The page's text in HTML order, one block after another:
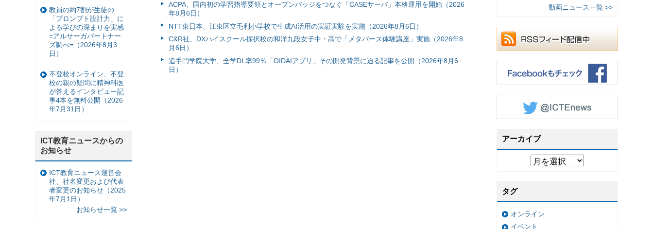
ACPA、国内初の学習指導要領とオープンバッジをつなぐ「CASEサーバ」本格運用を開始（2026
年8月6日）
NTT東日本、江東区立毛利小学校で生成AI活用の実証実験を実施（2026年8月6日）
C&R社、DXハイスクール採択校の和洋九段女子中・高で「メタバース体験講座」実施（2026年8
月6日）
追手門学院大学、全学DL率99％「OIDAIアプリ」その開発背景に迫る記事を公開（2026年8月6
日）
動画ニュース一覧 >>
アーカイブ
タグ
オンライン
イベント
教員の約7割が生徒の
「プロンプト設計力」に
よる学びの深まりを実感
=アルサーガパートナー
ズ調べ=（2026年8月3
日）
不登校オンライン、不登
校の親の疑問に精神科医
が答えるインタビュー記
事4本を無料公開（2026
年7月31日）
ICT教育ニュースからの
お知らせ
ICT教育ニュース運営会
社、社名変更および代表
者変更のお知らせ（2025
年7月1日）
お知らせ一覧 >>